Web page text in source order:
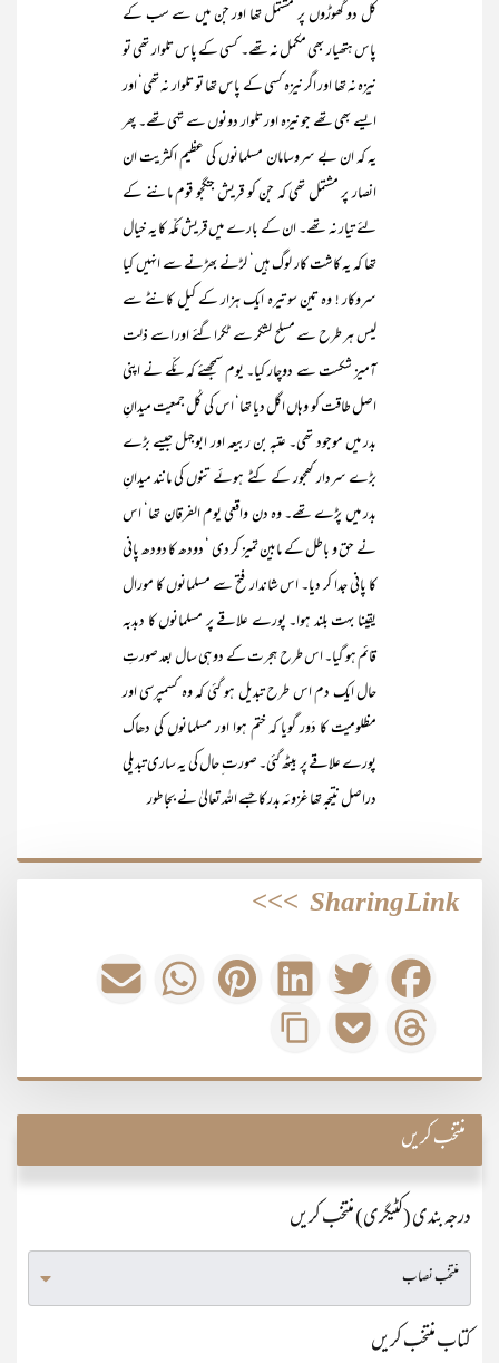
کل دو گھوڑوں پر مشتمل تھا اور جن میں سے سب کے
پاس ہتھیار بھی مکمل نہ تھے۔ کسی کے پاس تلوار تھی تو
نیزہ نہ تھا اور اگر نیزہ کسی کے پاس تھا تو تلوار نہ تھی‘ اور
ایسے بھی تھے جو نیزہ اور تلوار دونوں سے تہی تھے۔ پھر
یہ کہ ان بے سروسامان مسلمانوں کی عظیم اکثریت ان
انصار پر مشتمل تھی کہ جن کو قریش جنگجو قوم ماننے کے
لئے تیار نہ تھے۔ ان کے بارے میں قریش مَکّہ کا یہ خیال
تھا کہ یہ کاشت کار لوگ ہیں‘ لڑنے بھڑنے سے انہیں کیا
سروکار ! وہ تین سو تیرہ ایک ہزار کے کیل کانٹے سے
لیس ہر طرح سے مسلح لشکر سے ٹکرا گئے اور اسے ذلت
آمیز شکست سے دوچار کیا۔ یوم سمجھئے کہ مَکّے نے اپنی
اصل طاقت کو وہاں اگل دیا تھا‘ اس کی کُل جمعیت میدانِ
بدر میں موجود تھی۔ عتبہ بن ربیعہ اور ابوجہل جیسے بڑے
بڑے سردار کھجور کے کٹے ہوئے تنوں کی مانند میدانِ
بدر میں پڑے تھے۔ وہ دن واقعی یوم الفرقان تھا‘ اس
نے حق و باطل کے مابین تمیز کر دی ‘ دودھ کا دودھ پانی
کا پانی جدا کر دیا۔ اس شاندار فتح سے مسلمانوں کا مورال
یقینا بہت بلند ہوا۔ پورے علاقے پر مسلمانوں کا دبدبہ
قائم ہو گیا۔ اس طرح ہجرت کے دو ہی سال بعد صورتِ
حال ایک دم اس طرح تبدیل ہو گئی کہ وہ کسمپرسی اور
مظلومیت کا دَور گویا کہ ختم ہوا اور مسلمانوں کی دھاک
پورے علاقے پر بیٹھ گئی۔ صورت ِ حال کی یہ ساری تبدیلی
دراصل نتیجہ تھا غزوئہ بدر کا جسے اللہ تعالیٰ نے بجا طور
Sharing Link
>>>
منتخب کریں
درجہ بندی (کٹیگری) منتخب کریں
کتاب منتخب کریں